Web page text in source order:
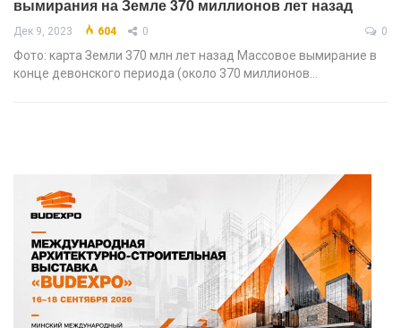
вымирания на Земле 370 миллионов лет назад
Дек 9, 2023 604 0 0
Фото: карта Земли 370 млн лет назад Массовое вымирание в
конце девонского периода (около 370 миллионов…